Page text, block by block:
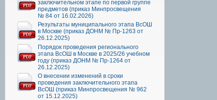
заключительном этапе по первой группе
предметов (приказ Минпросвещения
№ 84 от 16.02.2026)
Результаты муниципального этапа ВсОШ
в Москве (приказ ДОНМ № Пр-1263 от
26.12.2025)
Порядок проведения регионального
этапа ВсОШ в Москве в 2025/26 учебном
году (приказ ДОНМ № Пр-1264 от
26.12.2025)
О внесении изменений в сроки
проведения заключительного этапа
ВсОШ (приказ Минпросвещения № 962
от 15.12.2025)